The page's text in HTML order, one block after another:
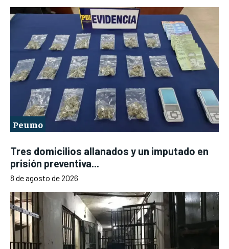
Peumo
Tres domicilios allanados y un imputado en
prisión preventiva...
8 de agosto de 2026